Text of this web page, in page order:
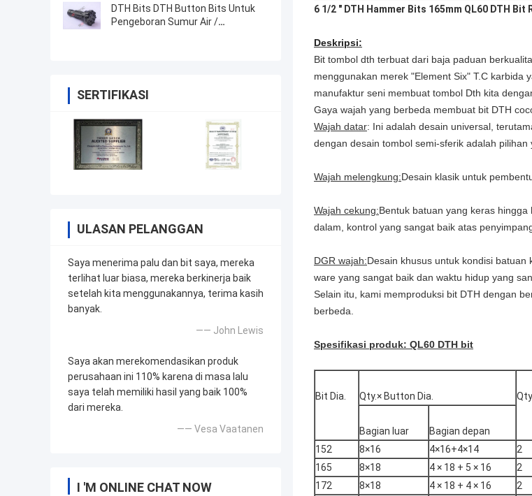
DTH Bits DTH Button Bits Untuk
Pengeboran Sumur Air /
SERTIFIKASI
ULASAN PELANGGAN
Saya menerima palu dan bit saya, mereka
terlihat luar biasa, mereka berkinerja baik
setelah kita menggunakannya, terima kasih
banyak.
—— John Lewis
Saya akan merekomendasikan produk
perusahaan ini 110% karena di masa lalu
saya telah memiliki hasil yang baik 100%
dari mereka.
—— Vesa Vaatanen
I 'M ONLINE CHAT NOW
6 1/2 " DTH Hammer Bits 165mm QL60 DTH
Deskripsi:
Bit tombol dth terbuat dari baja paduan
menggunakan merek "Element Six" T.C karbida
manufaktur seni membuat tombol Dth kita
Gaya wajah yang berbeda membuat bit DTH
Wajah datar: Ini adalah desain universal,
dengan desain tombol semi-sferik adalah pilihan
Wajah melengkung:Desain klasik untuk
Wajah cekung:Bentuk batuan yang keras
dalam, kontrol yang sangat baik atas
DGR wajah:Desain khusus untuk kondisi
ware yang sangat baik dan waktu hidup yang
Selain itu, kami memproduksi bit DTH dengan
berbeda.
Spesifikasi produk: QL60 DTH bit
Bit Dia. Qty.× Button Dia.
Bagian luar
Bagian depan
152
8×16 4×16+4×14 2
165
8×18 4 × 18 + 5 × 16 2
172
8×18 4 × 18 + 4 × 16 2